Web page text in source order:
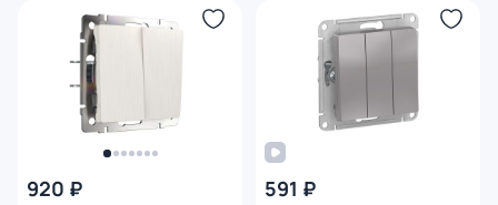
920 ₽ 591 ₽